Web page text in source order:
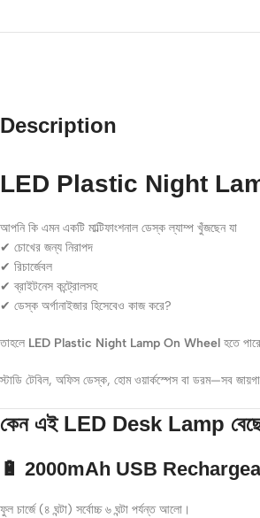
Description
LED Plastic Night
আপনি কি এমন একটি মাল্টিফাংশনাল ডেস্ক ল্যাম্প খুঁজছেন যা
✔ চোখের জন্য নিরাপদ
✔ রিচার্জেবল
✔ ব্রাইটনেস কন্ট্রোলসহ
✔ ডেস্ক অর্গানাইজার হিসেবেও কাজ করে?
তাহলে LED Plastic Night Lamp On Wheel হতে
স্টাডি টেবিল, অফিস ডেস্ক, হোম ওয়ার্কস্পেস বা ডরম—সব
কেন এই LED Desk Lamp বেছে
🔋 2000mAh USB
ফুল চার্জে (৪ ঘন্টা) সর্বোচ্চ ৬ ঘন্টা পর্যন্ত আলো।